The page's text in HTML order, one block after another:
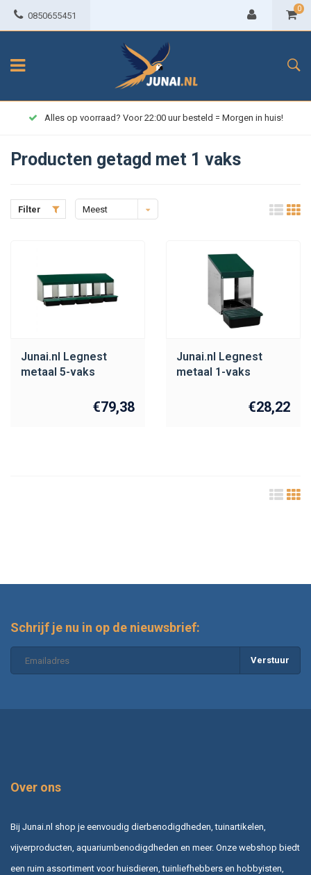
0850655451
0
Alles op voorraad? Voor 22:00 uur besteld = Morgen in huis!
Producten getagd met 1 vaks
Filter
Meest
Junai.nl Legnest
metaal 5-vaks
€79,38
Junai.nl Legnest
metaal 1-vaks
€28,22
Schrijf je nu in op de nieuwsbrief:
Verstuur
Over ons
Bij Junai.nl shop je eenvoudig dierbenodigdheden, tuinartikelen,
vijverproducten, aquariumbenodigdheden en meer. Onze webshop biedt
een ruim assortiment voor huisdieren, tuinliefhebbers en hobbyisten,